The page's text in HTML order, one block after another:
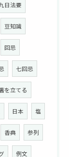
日法要
豆知識
回忌
七回忌
を立てる
日本 塩
香典 参列
例文